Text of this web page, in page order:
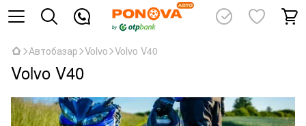
Автобазар Volvo Volvo V40
Volvo V40